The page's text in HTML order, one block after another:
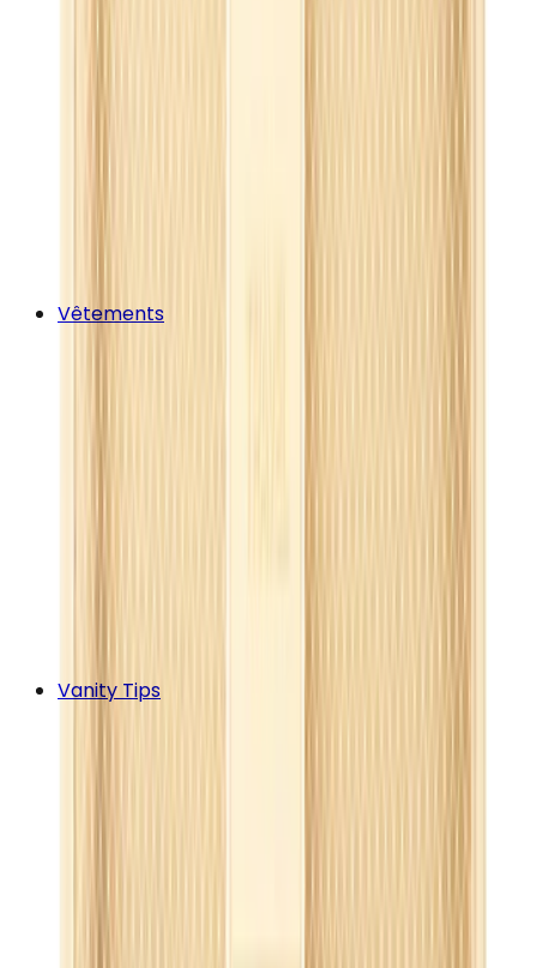
Vêtements
Vanity Tips